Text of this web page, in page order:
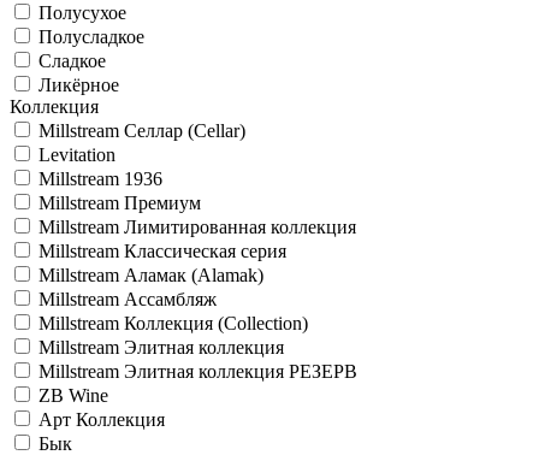
Полусухое
Полусладкое
Сладкое
Ликёрное
Коллекция
Millstream Селлар (Cellar)
Levitation
Millstream 1936
Millstream Премиум
Millstream Лимитированная коллекция
Millstream Классическая серия
Millstream Аламак (Alamak)
Millstream Ассамбляж
Millstream Коллекция (Collection)
Millstream Элитная коллекция
Millstream Элитная коллекция РЕЗЕРВ
ZB Wine
Арт Коллекция
Бык